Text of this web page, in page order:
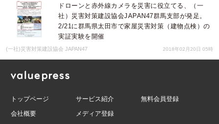
ドローンと赤外線カメラを災害に役立てる、（一
社）災害対策建設協会JAPAN47群馬支部が発足。
2/21に群馬県太田市で家屋災害対策（建物点検）の
実証実験を開催
(一社)災害対策建設協会 JAPAN47 2018年02月20日 05時
トップページ サービス紹介
無料会員登録
会社概要
メディア登録